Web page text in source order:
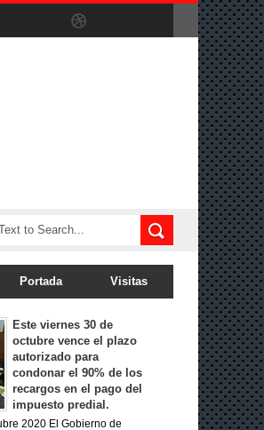
Portada Visitas
Este viernes 30 de
octubre vence el plazo
autorizado para
condonar el 90% de los
recargos en el pago del
impuesto predial.
2020 El Gobierno de